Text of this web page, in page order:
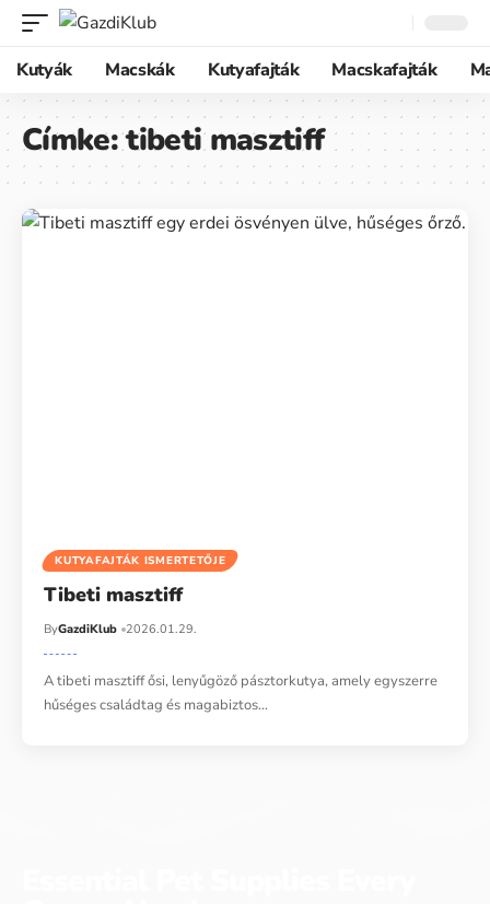
Kutyák Macskák Kutyafajták Macskafajták
Címke:tibeti masztiff
KUTYAFAJTÁK ISMERTETŐJE
Tibeti masztiff
ByGazdiKlub 2026.01.29.
A tibeti masztiff ősi, lenyűgöző pásztorkutya, amely egyszerre
hűséges családtag és magabiztos…